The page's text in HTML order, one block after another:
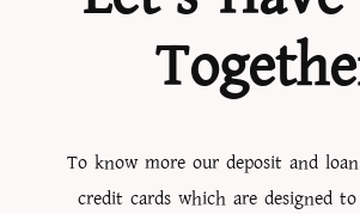
To know more our deposit and
credit cards which are designed